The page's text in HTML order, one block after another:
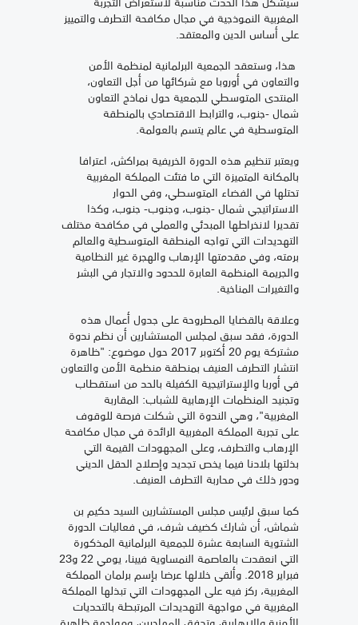
المغربية النموذجية في مجال مكافحة التطرف والتمييز
على أساس الدين والمعتقد.
هذا، وستعقد الجمعية البرلمانية لمنظمة الأمن
والتعاون في أوروبا مع شركائها من أجل التعاون،
المنتدى المتوسطي للجمعية حول نماذج التعاون
شمال -جنوب، والترابط الاقتصادي بالمنطقة
المتوسطية في عالم يتسم بالعولمة.
ويعتبر تنظيم هذه الدورة الخريفية بمراكش، اعترافا
بالمكانة المتميزة التي ما فتئت المملكة المغربية
تحتلها في الفضاء المتوسطي، وفي الحوار
الاستراتيجي شمال -جنوب، وجنوب- جنوب، وكذا
تقديرا لانخراطها المبدئي والعملي في مكافحة مختلف
التهديدات التي تواجه المنطقة المتوسطية والعالم
برمته، وفي مقدمتها الإرهاب والهجرة غير النظامية
والجريمة المنظمة العابرة للحدود والاتجار في البشر
والتغيرات المناخية.
وعلاقة بالقضايا المطروحة على جدول أعمال هذه
الدورة، فقد سبق لمجلس المستشارين أن نظم ندوة
مشتركة يوم 20 أكتوبر 2017 حول موضوع: "ظاهرة
انتشار التطرف العنيف بمنطقة منظمة الأمن والتعاون
في أوربا والإستراتيجية الكفيلة بالحد من استقطاب
وتجنيد المنظمات الإرهابية للشباب: المقاربة
المغربية"، وهي الندوة التي شكلت فرصة للوقوف
على تجربة المملكة المغربية الرائدة في مجال مكافحة
الإرهاب والتطرف، وعلى المجهودات القيمة التي
بذلتها بلادنا فيما يخص تجديد وإصلاح الحقل الديني
ودور ذلك في محاربة التطرف العنيف.
كما سبق لرئيس مجلس المستشارين السيد حكيم بن
شماش، أن شارك كضيف شرف، في فعاليات الدورة
الشتوية السابعة عشرة للجمعية البرلمانية المذكورة
التي انعقدت بالعاصمة النمساوية فيينا، يومي 22 و23
فبراير 2018. وألقى خلالها عرضا بإسم برلمان المملكة
المغربية، ركز فيه على المجهودات التي تبذلها المملكة
المغربية في مواجهة التهديدات المرتبطة بالتحديات